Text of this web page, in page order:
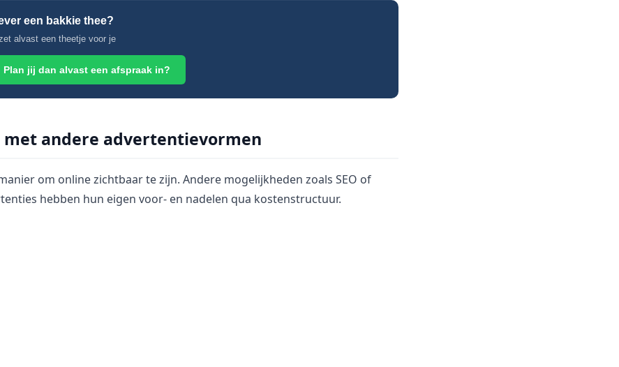
een bakkie thee?
zet alvast een theetje voor je
Plan jij dan alvast een afspraak in?
andere advertentievormen
om online zichtbaar te zijn. Andere mogelijkheden zoals SEO of
hebben hun eigen voor- en nadelen qua kostenstructuur.